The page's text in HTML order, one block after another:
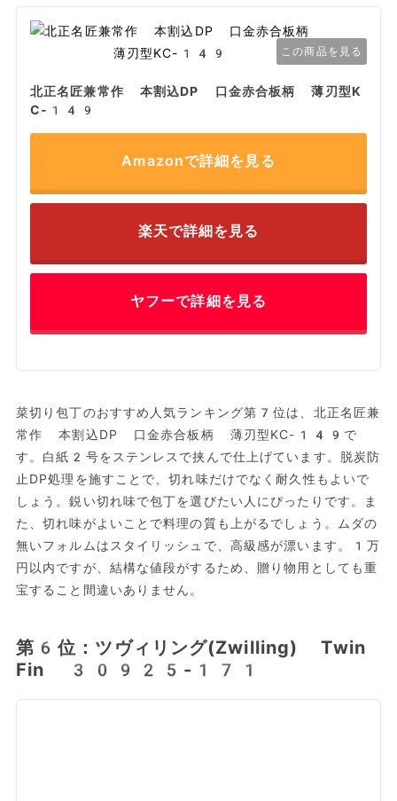
この商品を見る
北正名匠兼常作 本割込DP 口金赤合板柄 薄刃型K
C-149
Amazonで詳細を見る
楽天で詳細を見る
ヤフーで詳細を見る
菜切り包丁のおすすめ人気ランキング第7位は、北正名匠兼
常作 本割込DP 口金赤合板柄 薄刃型KC-149で
す。白紙2号をステンレスで挟んで仕上げています。脱炭防
止DP処理を施すことで、切れ味だけでなく耐久性もよいで
しょう。鋭い切れ味で包丁を選びたい人にぴったりです。ま
た、切れ味がよいことで料理の質も上がるでしょう。ムダの
無いフォルムはスタイリッシュで、高級感が漂います。1万
円以内ですが、結構な値段がするため、贈り物用としても重
宝すること間違いありません。
第6位：ツヴィリング(Zwilling) Twin
Fin 30925-171